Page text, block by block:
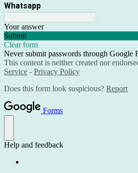
Whatsapp
Your answer
Submit
Clear form
Never submit passwords through Google
This content is neither created nor
Service - Privacy Policy
Does this form look suspicious? Report
Forms
Help and feedback